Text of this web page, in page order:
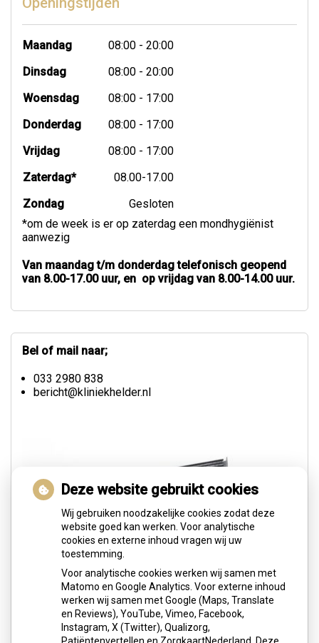
Maandag
08:00 - 20:00
Dinsdag
08:00 - 20:00
Woensdag
08:00 - 17:00
Donderdag
08:00 - 17:00
Vrijdag
08:00 - 17:00
Zaterdag*
08.00-17.00
Zondag
Gesloten
*om de week is er op zaterdag een mondhygiënist
aanwezig
Van maandag t/m donderdag telefonisch geopend
van 8.00-17.00 uur, en op vrijdag van 8.00-14.00 uur.
Bel of mail naar;
033 2980 838
bericht@kliniekhelder.nl
Deze website gebruikt cookies
Wij gebruiken noodzakelijke cookies zodat deze
website goed kan werken. Voor analytische
cookies en externe inhoud vragen wij uw
toestemming.
Voor analytische cookies werken wij samen met
Matomo en Google Analytics. Voor externe inhoud
werken wij samen met Google (Maps, Translate
en Reviews), YouTube, Vimeo, Facebook,
Instagram, X (Twitter), Qualizorg,